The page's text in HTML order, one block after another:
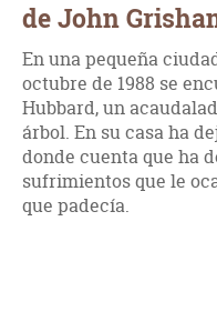
de John
En una pequeña
octubre de 1988 se
Hubbard, un
árbol. En su casa ha
donde cuenta que ha
sufrimientos que le
que padecía.